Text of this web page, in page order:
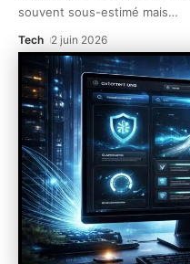
souvent sous-estimé mais…
Tech 2 juin 2026